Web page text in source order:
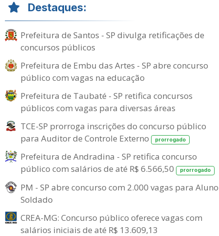
Destaques:
Prefeitura de Santos - SP divulga retificações de
concursos públicos
Prefeitura de Embu das Artes - SP abre concurso
público com vagas na educação
Prefeitura de Taubaté - SP retifica concursos
públicos com vagas para diversas áreas
TCE-SP prorroga inscrições do concurso público
para Auditor de Controle Externo
prorrogado
Prefeitura de Andradina - SP retifica concurso
público com salários de até R$ 6.566,50
prorrogado
PM - SP abre concurso com 2.000 vagas para
Soldado
CREA-MG: Concurso público oferece vagas com
salários iniciais de até R$ 13.609,13